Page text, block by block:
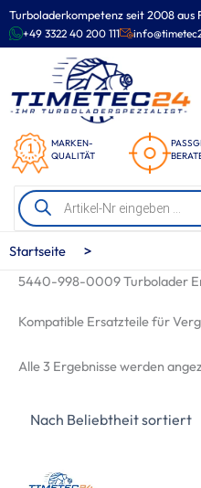
Turboladerkompetenz seit 2008 aus
+49 3322 40 200 111
MARKEN-
QUALITÄT
Products
search
Zum
Inhalt
springen
Startseite >
5440-998-0009 Turbolader
Kompatible Ersatzteile für
Alle 3 Ergebnisse werden